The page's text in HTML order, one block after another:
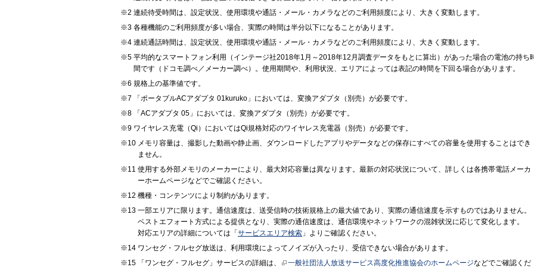
連続待受時間は、設定状況、使用環境や通話・メール・カメラなどのご利用頻度により、大きく変動します。
各種機能のご利用頻度が多い場合、実際の時間は半分以下になることがあります。
連続通話時間は、設定状況、使用環境や通話・メール・カメラなどのご利用頻度により、大きく変動します。
平均的なスマートフォン利用（インテージ社2018年1月～2018年12月調査データをもとに算出）があった場合の電池の持ち
間です（ドコモ調べ／メーカー調べ）。使用期間や、利用状況、エリアによっては表記の時間を下回る場合があります。
規格上の基準値です。
「ポータブルACアダプタ 01kuruko」においては、変換アダプタ（別売）が必要です。
「ACアダプタ 05」においては、変換アダプタ（別売）が必要です。
ワイヤレス充電（Qi）においてはQi規格対応のワイヤレス充電器（別売）が必要です。
メモリ容量は、撮影した動画や静止画、ダウンロードしたアプリやデータなどの保存にすべての容量を使用することはでき
ません。
使用する外部メモリのメーカーにより、最大対応容量は異なります。最新の対応状況について、詳しくは各携帯電話メーカ
ーホームページなどでご確認ください。
機種・コンテンツにより制約があります。
一部エリアに限ります。通信速度は、送受信時の技術規格上の最大値であり、実際の通信速度を示すものではありません。
ベストエフォート方式による提供となり、実際の通信速度は、通信環境やネットワークの混雑状況に応じて変化します。
対応エリアの詳細については「 サービスエリア検索 」よりご確認ください。
ワンセグ・フルセグ放送は、利用環境によってノイズが入ったり、受信できない場合があります。
「ワンセグ・フルセグ」サービスの詳細は、
一般社団法人放送サービス高度化推進協会のホームページなどでご確認くだ